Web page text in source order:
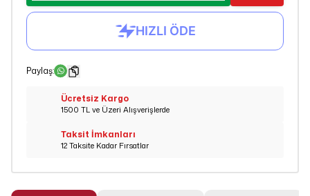
Paylaş:
Ücretsiz Kargo
1500 TL ve Üzeri Alışverişlerde
Taksit İmkanları
12 Taksite Kadar Fırsatlar